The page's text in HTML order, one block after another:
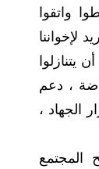
واتقوا
لإخواننا
يتنازلوا
، دعم
الجهاد ،
المجتمع